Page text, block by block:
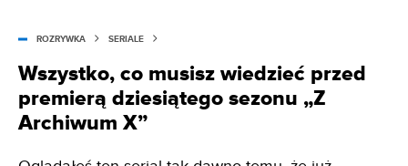
ROZRYWKA SERIALE
Wszystko, co musisz wiedzieć przed
premierą dziesiątego sezonu „Z
Archiwum X”